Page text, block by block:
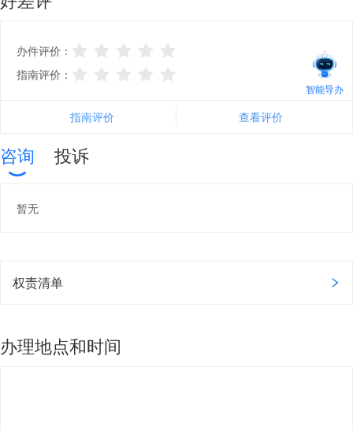
智能导办
办件评价：
指南评价：
指南评价 查看评价
咨询 投诉
暂无
权责清单
办理地点和时间